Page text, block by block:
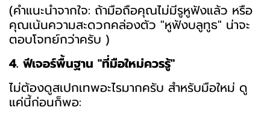
(คำแนะนำจากใจ: ถ้ามือถือคุณไม่มีรูหูฟังแล้ว หรือ
คุณเน้นความสะดวกคล่องตัว "หูฟังบลูทูธ" น่าจะ
ตอบโจทย์กว่าครับ )
4. ฟีเจอร์พื้นฐาน "ที่มือใหม่ควรรู้"
ไม่ต้องดูสเปกเทพอะไรมากครับ สำหรับมือใหม่ ดู
แค่นี้ก่อนก็พอ: